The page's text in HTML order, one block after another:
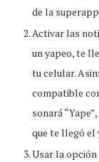
de la
Activar las
un yapeo, te
tu celular.
compatible
sonará
que te llegó el
Usar la